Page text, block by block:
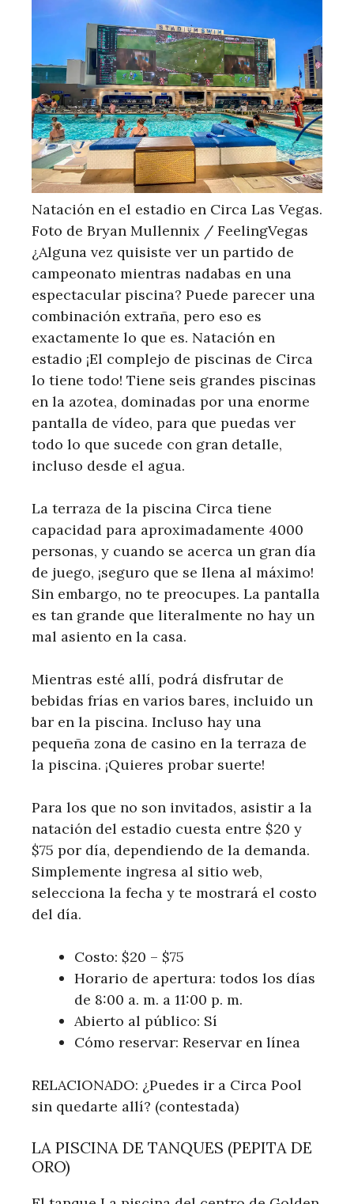
Natación en el estadio en Circa Las Vegas.
Foto de Bryan Mullennix / FeelingVegas
¿Alguna vez quisiste ver un partido de
campeonato mientras nadabas en una
espectacular piscina? Puede parecer una
combinación extraña, pero eso es
exactamente lo que es. Natación en
estadio ¡El complejo de piscinas de Circa
lo tiene todo! Tiene seis grandes piscinas
en la azotea, dominadas por una enorme
pantalla de vídeo, para que puedas ver
todo lo que sucede con gran detalle,
incluso desde el agua.
La terraza de la piscina Circa tiene
capacidad para aproximadamente 4000
personas, y cuando se acerca un gran día
de juego, ¡seguro que se llena al máximo!
Sin embargo, no te preocupes. La pantalla
es tan grande que literalmente no hay un
mal asiento en la casa.
Mientras esté allí, podrá disfrutar de
bebidas frías en varios bares, incluido un
bar en la piscina. Incluso hay una
pequeña zona de casino en la terraza de
la piscina. ¡Quieres probar suerte!
Para los que no son invitados, asistir a la
natación del estadio cuesta entre $20 y
$75 por día, dependiendo de la demanda.
Simplemente ingresa al sitio web,
selecciona la fecha y te mostrará el costo
del día.
Costo: $20 – $75
Horario de apertura: todos los días
de 8:00 a. m. a 11:00 p. m.
Abierto al público: Sí
Cómo reservar: Reservar en línea
RELACIONADO: ¿Puedes ir a Circa Pool
sin quedarte allí? (contestada)
LA PISCINA DE TANQUES (PEPITA DE
ORO)